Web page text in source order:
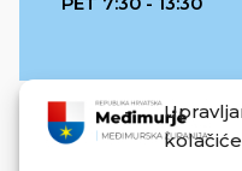
kolačiće